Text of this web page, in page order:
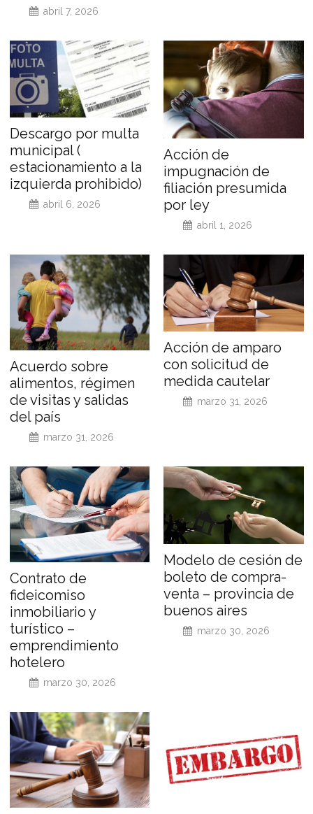
abril 7, 2026
Descargo por multa
municipal (
estacionamiento a la
izquierda prohibido)
abril 6, 2026
Acción de
impugnación de
filiación presumida
por ley
abril 1, 2026
Acuerdo sobre
alimentos, régimen
de visitas y salidas
del país
marzo 31, 2026
Acción de amparo
con solicitud de
medida cautelar
marzo 31, 2026
Contrato de
fideicomiso
inmobiliario y
turístico –
emprendimiento
hotelero
marzo 30, 2026
Modelo de cesión de
boleto de compra-
venta – provincia de
buenos aires
marzo 30, 2026